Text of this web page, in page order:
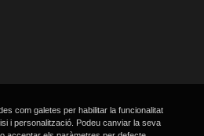
com galetes per habilitar la funcionalitat
i personalització. Podeu canviar la seva